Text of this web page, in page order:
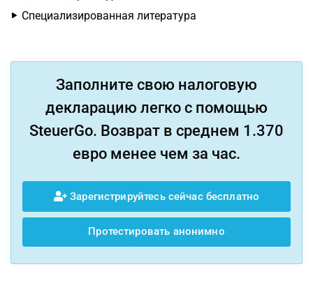
Специализированная литература
Заполните свою налоговую
декларацию легко с помощью
SteuerGo. Возврат в среднем 1.370
евро менее чем за час.
Зарегистрируйтесь сейчас бесплатно
Протестировать анонимно